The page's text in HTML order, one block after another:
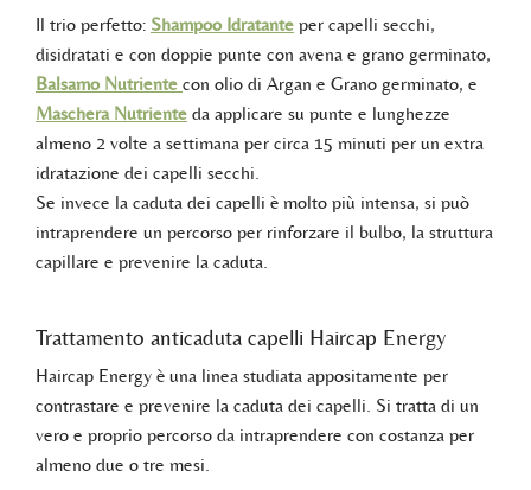
Il trio perfetto: Shampoo Idratante per capelli secchi,
disidratati e con doppie punte con avena e grano germinato,
Balsamo Nutriente con olio di Argan e Grano germinato, e
Maschera Nutriente da applicare su punte e lunghezze
almeno 2 volte a settimana per circa 15 minuti per un extra
idratazione dei capelli secchi.
Se invece la caduta dei capelli è molto più intensa, si può
intraprendere un percorso per rinforzare il bulbo, la struttura
capillare e prevenire la caduta.
Trattamento anticaduta capelli Haircap Energy
Haircap Energy è una linea studiata appositamente per
contrastare e prevenire la caduta dei capelli. Si tratta di un
vero e proprio percorso da intraprendere con costanza per
almeno due o tre mesi.